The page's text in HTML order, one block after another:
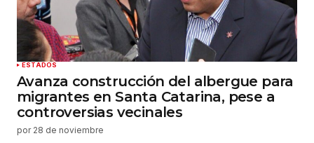
ESTADOS
Avanza construcción del albergue para
migrantes en Santa Catarina, pese a
controversias vecinales
por 28 de noviembre